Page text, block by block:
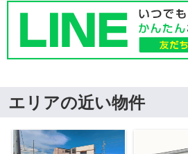
エリアの近い物件